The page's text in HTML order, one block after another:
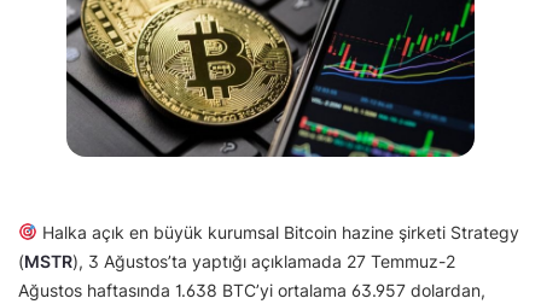
Halka açık en büyük kurumsal Bitcoin hazine şirketi Strategy
(MSTR), 3 Ağustos’ta yaptığı açıklamada 27 Temmuz-2
Ağustos haftasında 1.638 BTC’yi ortalama 63.957 dolardan,